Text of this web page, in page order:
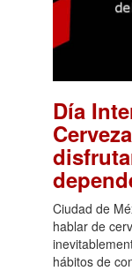
Día
Ciudad de
hablar de
hábitos de